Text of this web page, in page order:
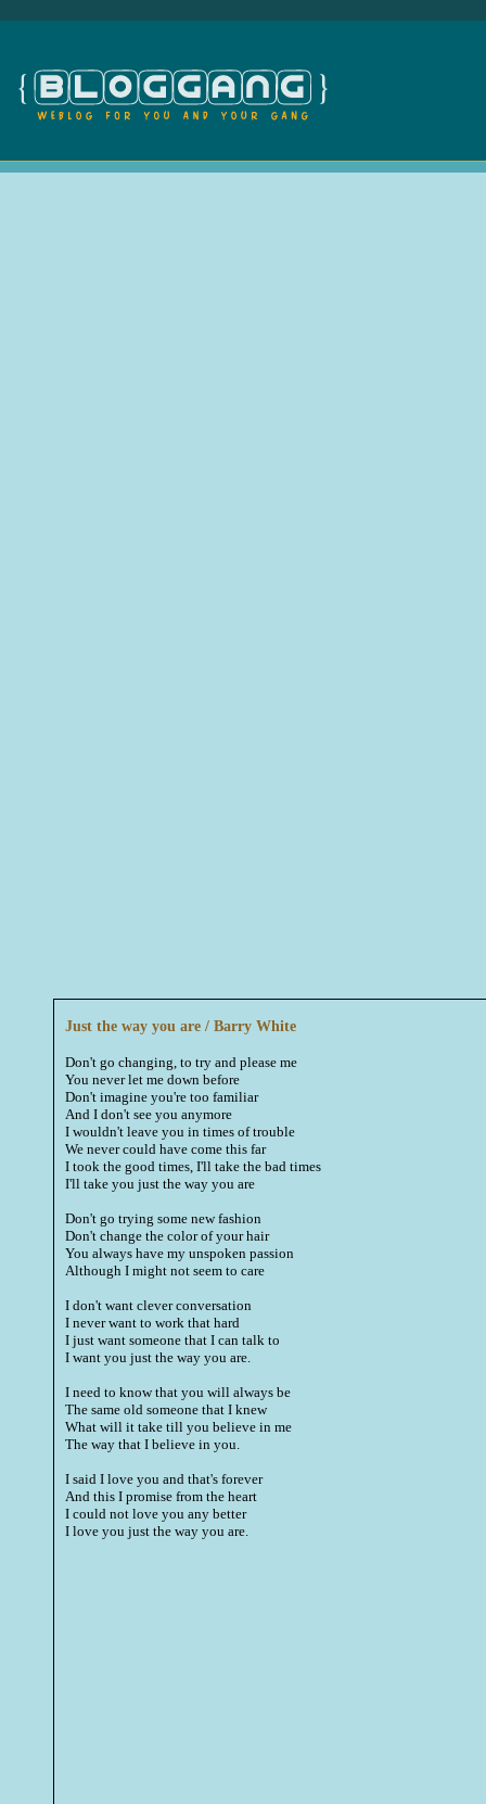
Just the way you are / Barry White
Don't go changing, to try and please me
You never let me down before
Don't imagine you're too familiar
And I don't see you anymore
I wouldn't leave you in times of trouble
We never could have come this far
I took the good times, I'll take the bad times
I'll take you just the way you are
Don't go trying some new fashion
Don't change the color of your hair
You always have my unspoken passion
Although I might not seem to care
I don't want clever conversation
I never want to work that hard
I just want someone that I can talk to
I want you just the way you are.
I need to know that you will always be
The same old someone that I knew
What will it take till you believe in me
The way that I believe in you.
I said I love you and that's forever
And this I promise from the heart
I could not love you any better
I love you just the way you are.